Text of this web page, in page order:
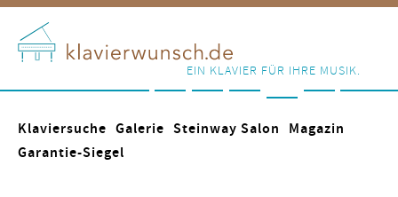
EIN KLAVIER FÜR IHRE MUSIK.
Klaviersuche Galerie Steinway Salon
Magazin
Garantie-Siegel